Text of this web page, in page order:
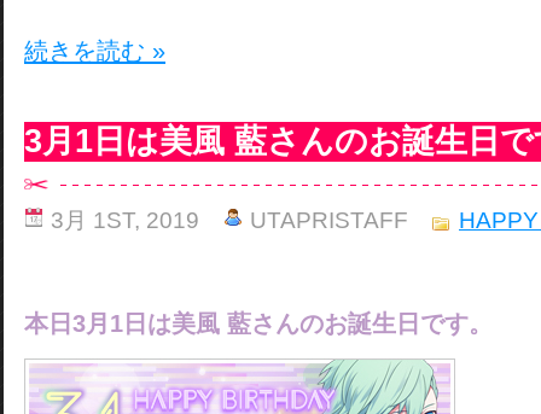
続きを読む »
3月1日は美風 藍さんのお誕生日
3月 1ST, 2019 UTAPRISTAFF
本日3月1日は美風 藍さんのお誕生日です。